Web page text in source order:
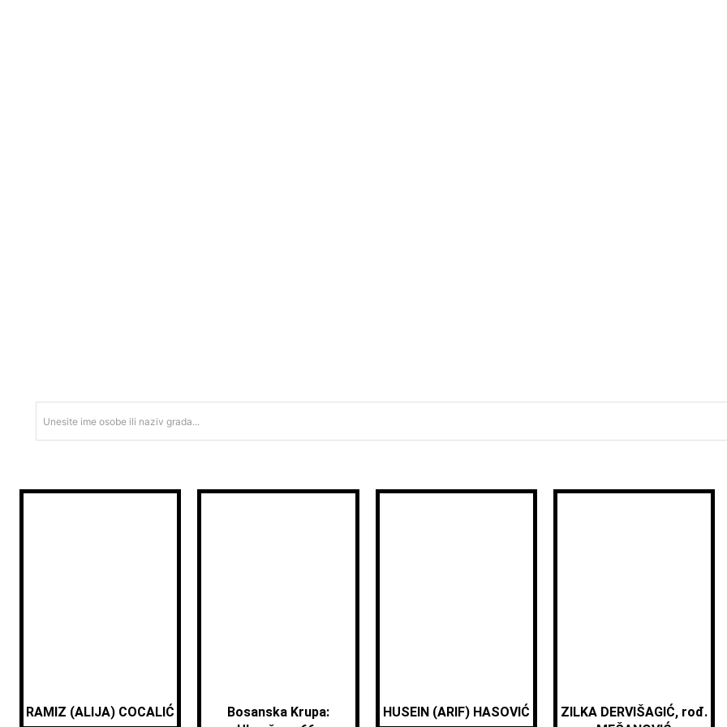
Unesite ime osobe ili naziv grada...
RAMIZ (ALIJA) COCALIĆ
Bosanska Krupa:
HUSEIN (ARIF) HASOVIĆ
ZILKA DERVIŠAGIĆ, rođ.